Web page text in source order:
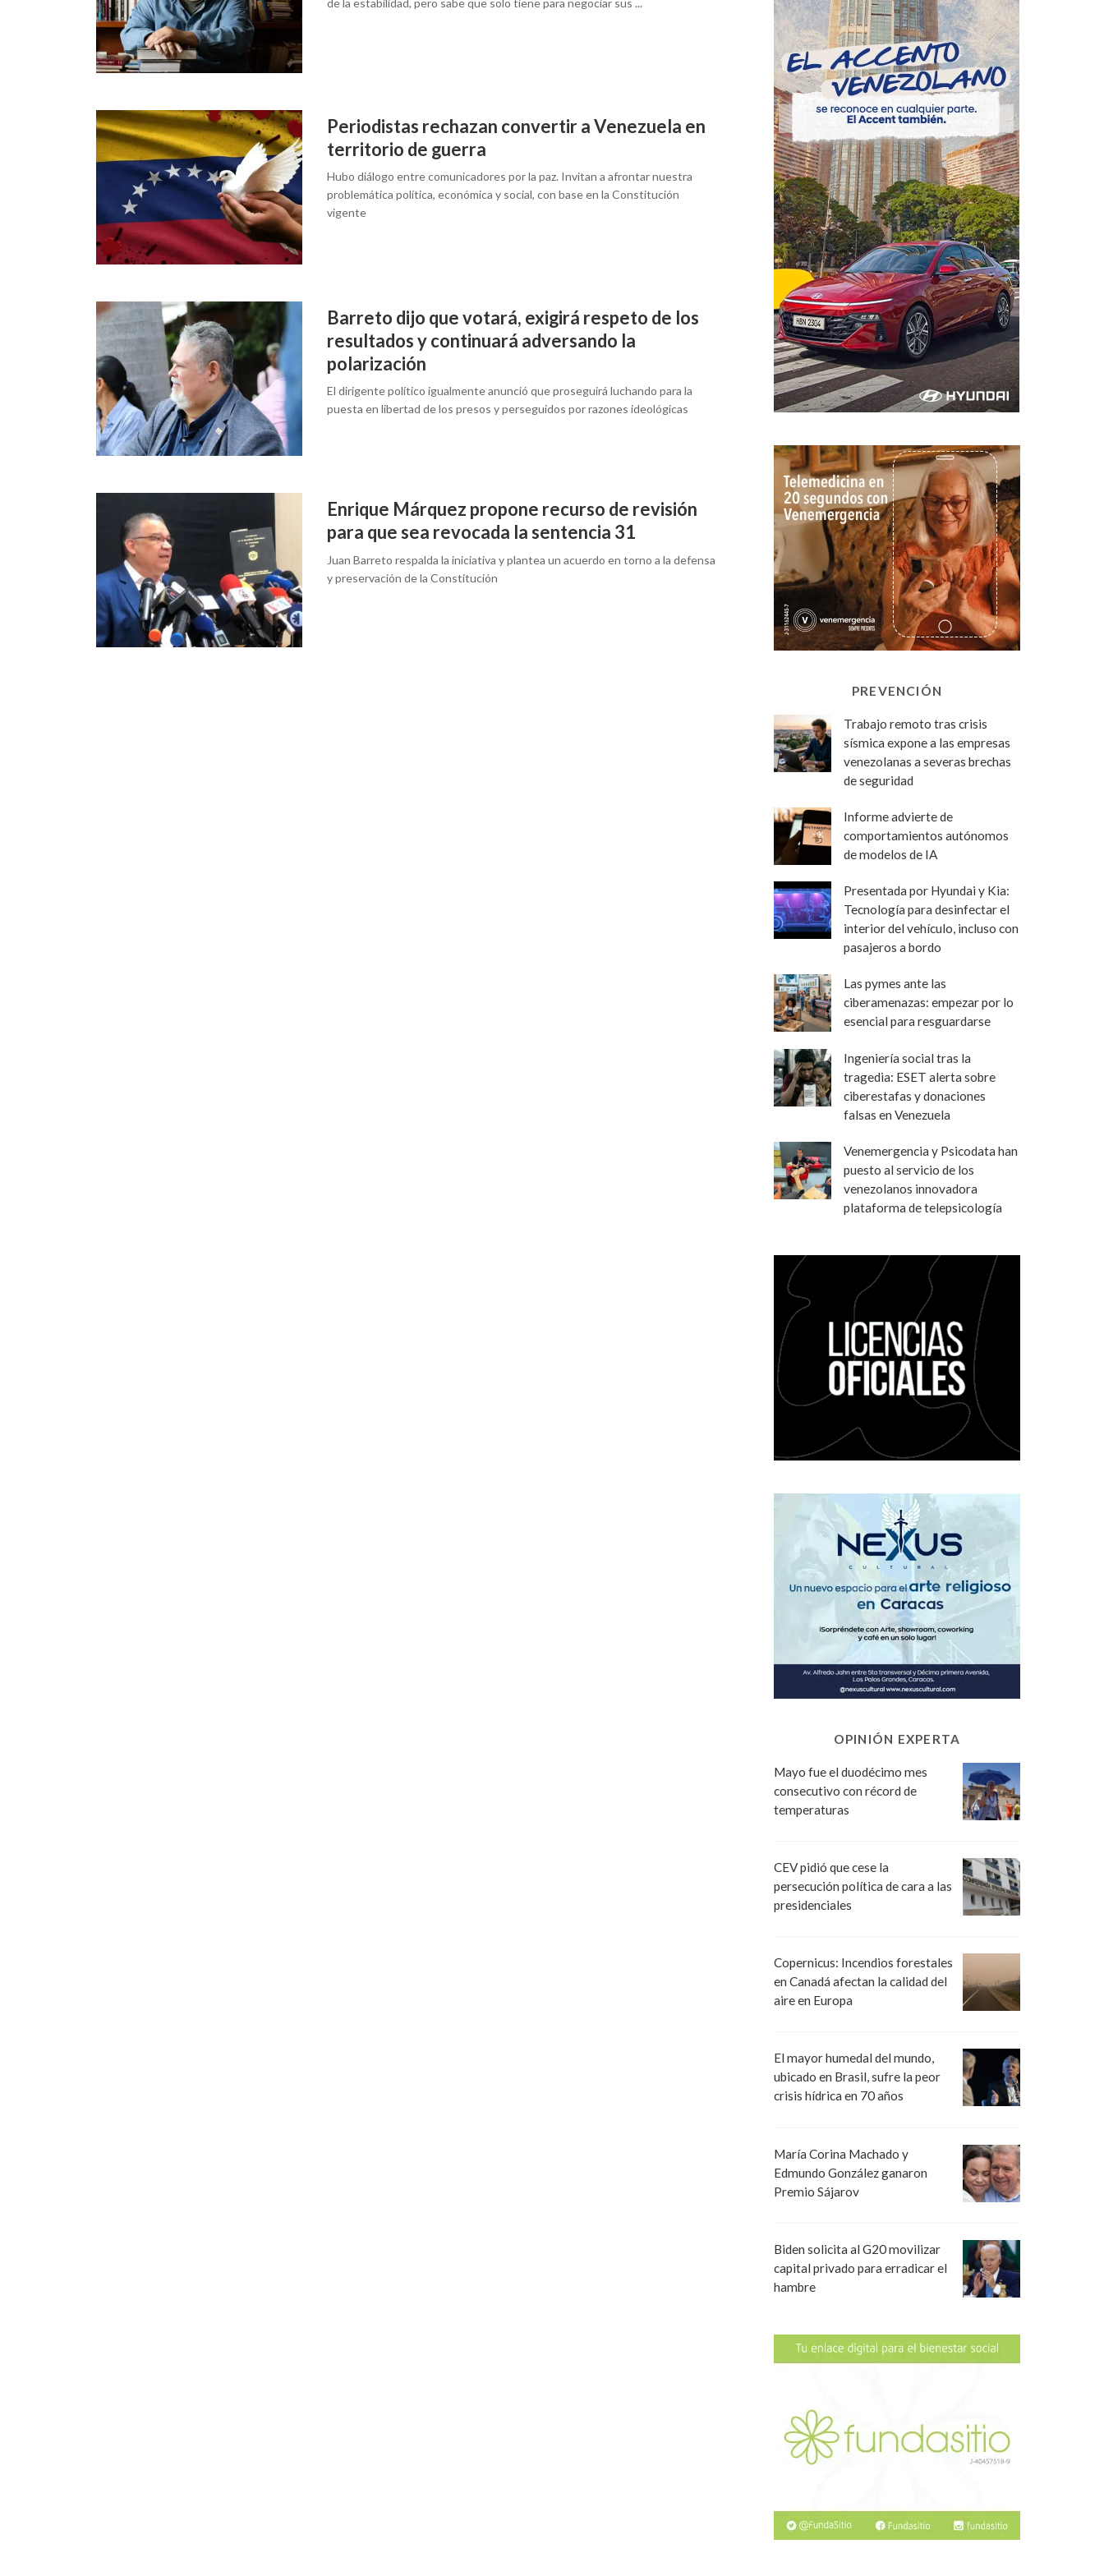
de la estabilidad, pero sabe que solo tiene para negociar sus ...
Periodistas rechazan convertir a Venezuela en
territorio de guerra
Hubo diálogo entre comunicadores por la paz. Invitan a afrontar nuestra
problemática política, económica y social, con base en la Constitución
vigente
Barreto dijo que votará, exigirá respeto de los
resultados y continuará adversando la
polarización
El dirigente político igualmente anunció que proseguirá luchando para la
puesta en libertad de los presos y perseguidos por razones ideológicas
Enrique Márquez propone recurso de revisión
para que sea revocada la sentencia 31
Juan Barreto respalda la iniciativa y plantea un acuerdo en torno a la defensa
y preservación de la Constitución
PREVENCIÓN
Trabajo remoto tras crisis
sísmica expone a las empresas
venezolanas a severas brechas
de seguridad
Informe advierte de
comportamientos autónomos
de modelos de IA
Presentada por Hyundai y Kia:
Tecnología para desinfectar el
interior del vehículo, incluso con
pasajeros a bordo
Las pymes ante las
ciberamenazas: empezar por lo
esencial para resguardarse
Ingeniería social tras la
tragedia: ESET alerta sobre
ciberestafas y donaciones
falsas en Venezuela
Venemergencia y Psicodata han
puesto al servicio de los
venezolanos innovadora
plataforma de telepsicología
OPINIÓN EXPERTA
Mayo fue el duodécimo mes
consecutivo con récord de
temperaturas
CEV pidió que cese la
persecución política de cara a las
presidenciales
Copernicus: Incendios forestales
en Canadá afectan la calidad del
aire en Europa
El mayor humedal del mundo,
ubicado en Brasil, sufre la peor
crisis hídrica en 70 años
María Corina Machado y
Edmundo González ganaron
Premio Sájarov
Biden solicita al G20 movilizar
capital privado para erradicar el
hambre